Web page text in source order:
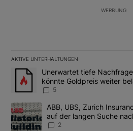
WERBUNG
AKTIVE UNTERHALTUNGEN
Das Folgende ist eine Liste der am
Ein Trendartikel mit dem Titel
Unerwartet tiefe
könnte Goldpreis weiter
5
Ein Trendartikel mit dem Titel
ABB, UBS, Zurich
auf der langen Suche
2